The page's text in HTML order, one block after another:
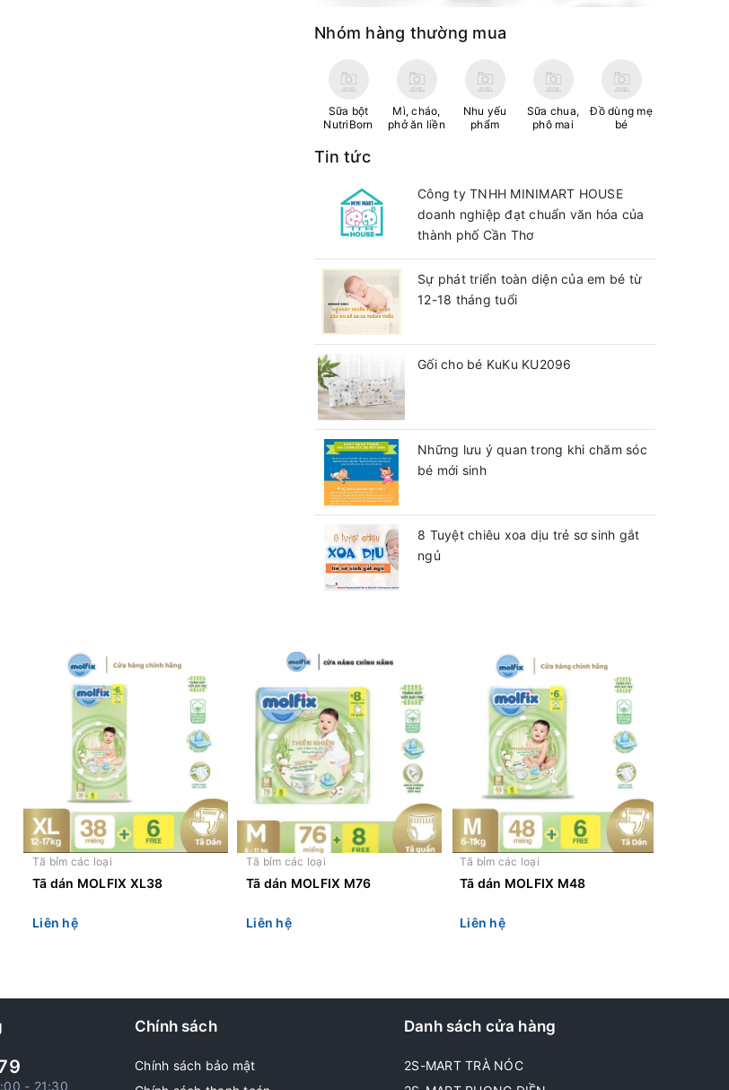
Nhóm hàng thường mua
Sữa bột
NutriBorn
Mì, cháo,
phở ăn liền
Nhu yếu
phẩm
Sữa chua,
phô mai
Đồ dùng mẹ
bé
Tin tức
Công ty TNHH MINIMART HOUSE
doanh nghiệp đạt chuẩn văn hóa của
thành phố Cần Thơ
Sự phát triển toàn diện của em bé từ
12-18 tháng tuổi
Gối cho bé KuKu KU2096
Những lưu ý quan trong khi chăm sóc
bé mới sinh
8 Tuyệt chiêu xoa dịu trẻ sơ sinh gắt
ngủ
Tã bỉm các loại
Tã dán MOLFIX XL38
Liên hệ
Tã bỉm các loại
Tã dán MOLFIX M76
Liên hệ
Tã bỉm các loại
Tã dán MOLFIX M48
Liên hệ
- 21:30
Chính sách
Chính sách bảo mật
Danh sách cửa hàng
2S-MART TRÀ NÓC